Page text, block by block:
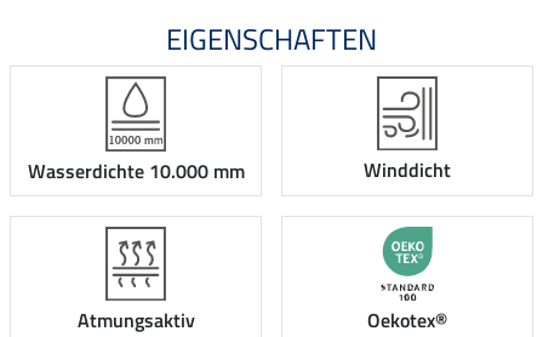
EIGENSCHAFTEN
Wasserdichte 10.000 mm Winddicht
Atmungsaktiv Oekotex®